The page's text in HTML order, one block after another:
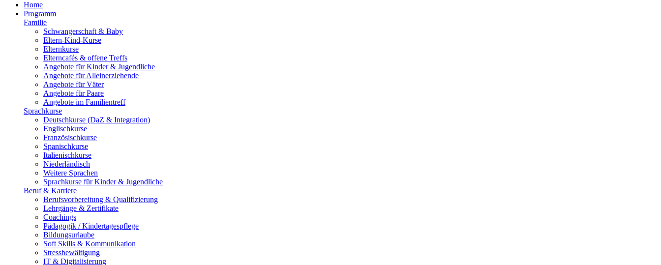
Home
Programm
Familie
Schwangerschaft & Baby
Eltern-Kind-Kurse
Elternkurse
Elterncafés & offene Treffs
Angebote für Kinder & Jugendliche
Angebote für Alleinerziehende
Angebote für Väter
Angebote für Paare
Angebote im Familientreff
Sprachkurse
Deutschkurse (DaZ & Integration)
Englischkurse
Französischkurse
Spanischkurse
Italienischkurse
Niederländisch
Weitere Sprachen
Sprachkurse für Kinder & Jugendliche
Beruf & Karriere
Berufsvorbereitung & Qualifizierung
Lehrgänge & Zertifikate
Coachings
Pädagogik / Kindertagespflege
Bildungsurlaube
Soft Skills & Kommunikation
Stressbewältigung
IT & Digitalisierung